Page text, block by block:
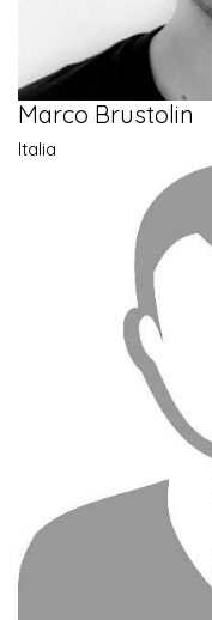
Marco Brustolin
Italia